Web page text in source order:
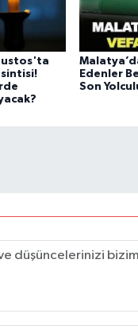
Edenler
Son